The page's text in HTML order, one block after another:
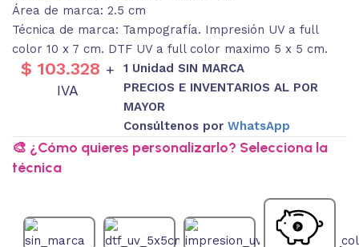
Área de marca: 2.5 cm
Técnica de marca: Tampografía. Impresión UV a full
color 10 x 7 cm. DTF UV a full color maximo 5 x 5 cm.
$ 103.328 +
IVA
1 Unidad SIN MARCA
PRECIOS E INVENTARIOS AL POR
MAYOR
Consúltenos porWhatsApp
🎨 ¿Cómo quieres personalizarlo? Selecciona la
técnica